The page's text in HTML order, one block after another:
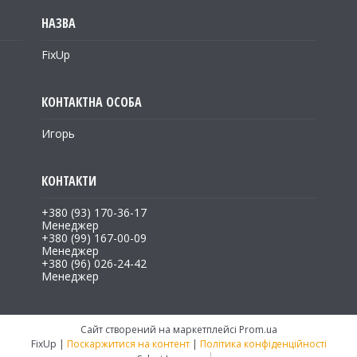
FixUp
Игорь
+380 (93) 170-36-17
Менеджер
+380 (99) 167-00-09
Менеджер
+380 (96) 026-24-42
Менеджер
Сайт створений на маркетплейсі Prom.ua
FixUp | Поскаржитися на контент | Політика конфіденційності